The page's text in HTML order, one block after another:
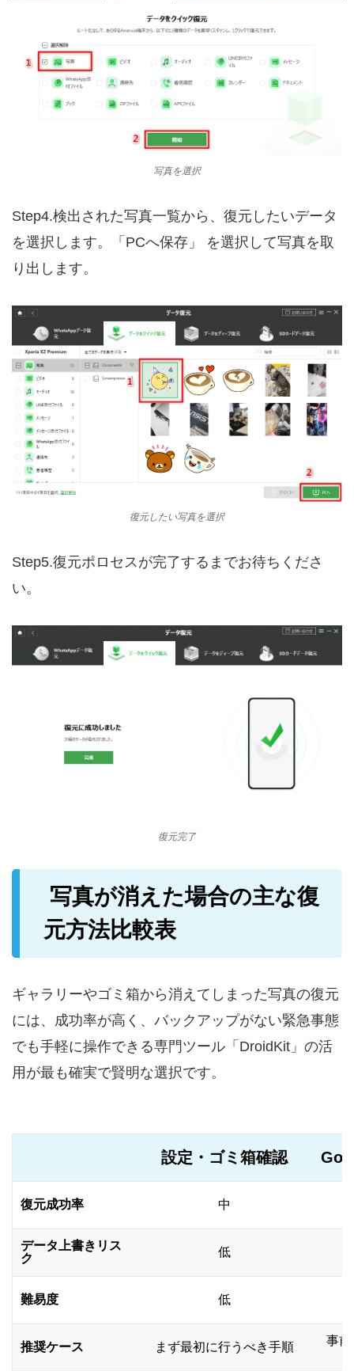
写真を選択
Step4.検出された写真一覧から、復元したいデータ
を選択します。「PCへ保存」 を選択して写真を取
り出します。
復元したい写真を選択
Step5.復元ポロセスが完了するまでお待ちくださ
い。
復元完了
写真が消えた場合の主な復
元方法比較表
ギャラリーやゴミ箱から消えてしまった写真の復元
には、成功率が高く、バックアップがない緊急事態
でも手軽に操作できる専門ツール「DroidKit」の活
用が最も確実で賢明な選択です。
設定・ゴミ箱確認
復元成功率 中
データ上書きリス
ク
低
難易度 低
推奨ケース まず最初に行うべき手順 事